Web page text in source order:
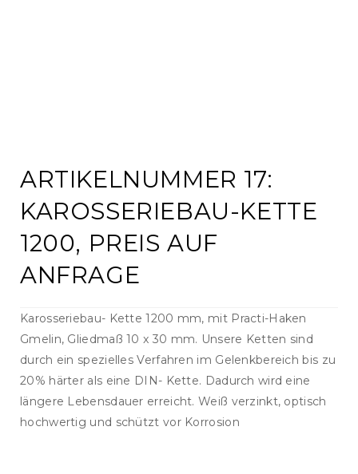
ARTIKELNUMMER 17:
KAROSSERIEBAU-KETTE
1200, PREIS AUF
ANFRAGE
Karosseriebau- Kette 1200 mm, mit Practi-Haken
Gmelin, Gliedmaß 10 x 30 mm. Unsere Ketten sind
durch ein spezielles Verfahren im Gelenkbereich bis zu
20% härter als eine DIN- Kette. Dadurch wird eine
längere Lebensdauer erreicht. Weiß verzinkt, optisch
hochwertig und schützt vor Korrosion